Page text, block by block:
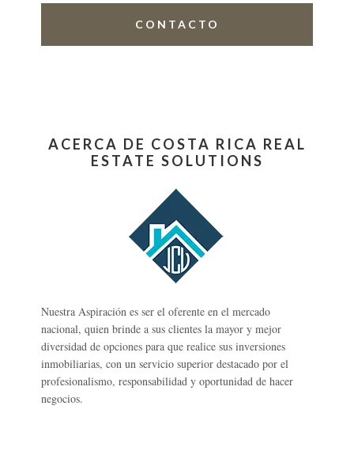
CONTACTO
ACERCA DE COSTA RICA REAL
ESTATE SOLUTIONS
Nuestra Aspiración es ser el oferente en el mercado
nacional, quien brinde a sus clientes la mayor y mejor
diversidad de opciones para que realice sus inversiones
inmobiliarias, con un servicio superior destacado por el
profesionalismo, responsabilidad y oportunidad de hacer
negocios.